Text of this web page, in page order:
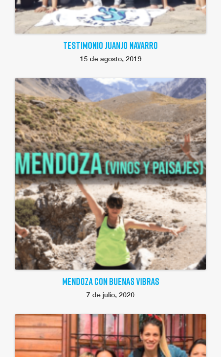
TESTIMONIO JUANJO NAVARRO
15 de agosto, 2019
MENDOZA CON BUENAS VIBRAS
7 de julio, 2020